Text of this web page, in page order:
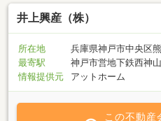
井上興産（株）
所在地
兵庫県神戸市中央区
最寄駅
神戸市営地下鉄西神
情報提供元
アットホーム
この不動産